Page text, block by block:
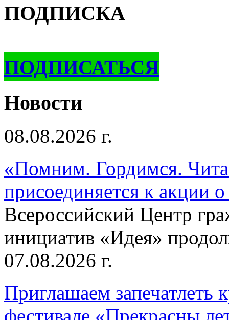
ПОДПИСКА
ПОДПИСАТЬСЯ
Новости
08.08.2026 г.
«Помним. Гордимся.
присоединяется к акции
Всероссийский Центр
инициатив «Идея»
07.08.2026 г.
Приглашаем запечатлеть
фестивале «Прекрасны